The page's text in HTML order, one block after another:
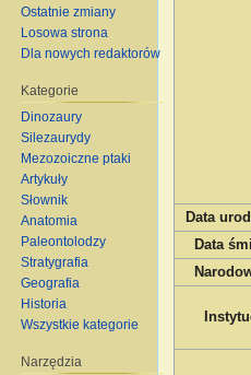
Data
Data
Ostatnie zmiany
Losowa strona
Dla nowych redaktorów
Kategorie
Dinozaury
Silezaurydy
Mezozoiczne ptaki
Artykuły
Słownik
Anatomia
Paleontolodzy
Stratygrafia
Geografia
Historia
Wszystkie kategorie
Narzędzia